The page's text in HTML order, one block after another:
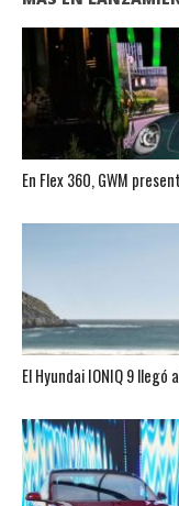
En Flex 360, GWM
El Hyundai IONIQ 9 llegó